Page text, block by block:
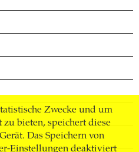
Zwecke und um
bieten, speichert diese
Das Speichern von
Einstellungen deaktiviert